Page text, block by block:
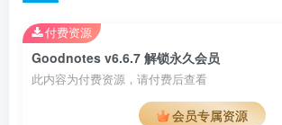
Goodnotes v6.6.7 解锁永久会员
此内容为付费资源，请付费后查看
会员专属资源
付费资源